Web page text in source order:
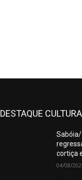
DESTAQUE CULTURA
Sabóia/
cortiça
04/08/